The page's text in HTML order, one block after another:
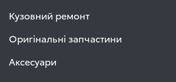
Кузовний ремонт
Оригінальні запчастини
Аксесуари